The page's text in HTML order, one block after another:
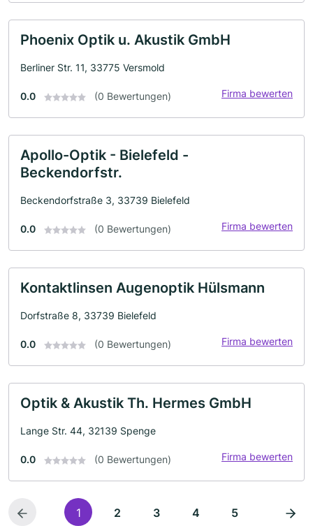
Phoenix Optik u. Akustik GmbH
Berliner Str. 11, 33775 Versmold
0.0 (0 Bewertungen) Firma bewerten
Apollo-Optik - Bielefeld -
Beckendorfstr.
Beckendorfstraße 3, 33739 Bielefeld
0.0 (0 Bewertungen) Firma bewerten
Kontaktlinsen Augenoptik Hülsmann
Dorfstraße 8, 33739 Bielefeld
0.0 (0 Bewertungen) Firma bewerten
Optik & Akustik Th. Hermes GmbH
Lange Str. 44, 32139 Spenge
0.0 (0 Bewertungen) Firma bewerten
1 2 3 4 5